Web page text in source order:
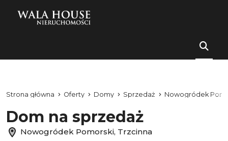
Strona główna Oferty Domy Sprzedaż Nowogródek
Dom na sprzedaż
Nowogródek Pomorski, Trzcinna